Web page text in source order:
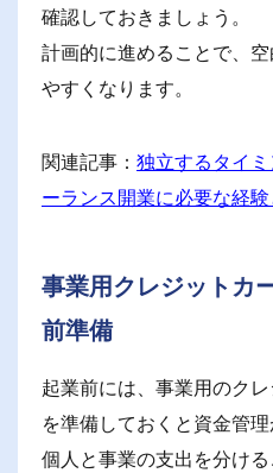
確認しておきましょう。
計画的に進めることで、
やすくなります。
関連記事： 独立するタイ
ーランス開業に必要な経
事業用クレジットカ
前準備
起業前には、事業用のク
を準備しておくと資金管
個人と事業の支出を分け